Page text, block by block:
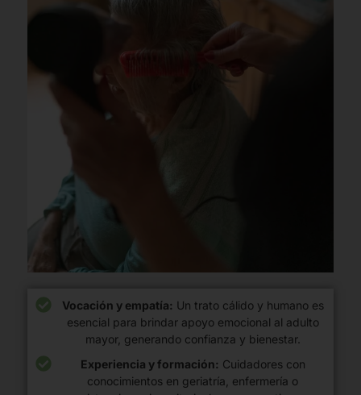
Vocación y empatía: Un trato cálido y humano es
esencial para brindar apoyo emocional al adulto
mayor, generando confianza y bienestar.
Experiencia y formación: Cuidadores con
conocimientos en geriatría, enfermería o